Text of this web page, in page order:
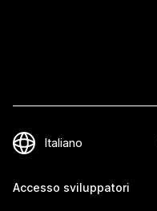
Accesso sviluppatori